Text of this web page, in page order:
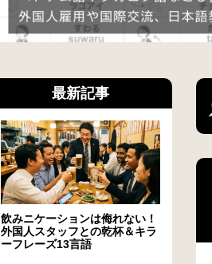
最新記事
飲みニケーションは侮れない！
外国人スタッフとの乾杯＆キラ
ーフレーズ13言語